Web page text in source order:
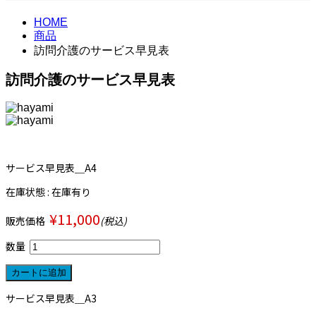
HOME
商品
訪問介護のサービス早見表
訪問介護のサービス早見表
サービス早見表＿A4
在庫状態 : 在庫有り
販売価格 ¥11,000(税込)
数量
サービス早見表＿A3